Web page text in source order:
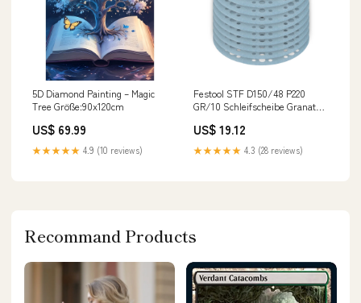
5D Diamond Painting – Magic
Tree Größe:90x120cm
US$ 69.99
★★★★★ 4.9 (10 reviews)
Festool STF D150/48 P220
GR/10 Schleifscheibe Granat
) für RO 150, ES 150, ETS 150,
ETS EC 150, LEX 150, WTS 150,
HSK-D 150 Rep - FR
US$ 19.12
★★★★★ 4.3 (28 reviews)
Recommand Products